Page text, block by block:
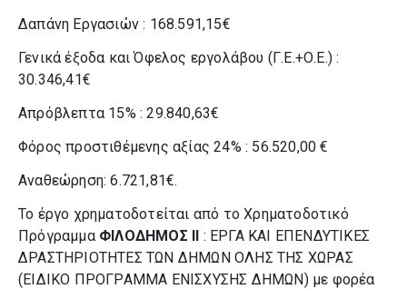
Δαπάνη Εργασιών : 168.591,15€
Γενικά έξοδα και Όφελος εργολάβου (Γ.Ε.+Ο.Ε.) :
30.346,41€
Απρόβλεπτα 15% : 29.840,63€
Φόρος προστιθέμενης αξίας 24% : 56.520,00 €
Αναθεώρηση: 6.721,81€.
Το έργο χρηματοδοτείται από το Χρηματοδοτικό
Πρόγραμμα ΦΙΛΟΔΗΜΟΣ ΙΙ : ΕΡΓΑ ΚΑΙ ΕΠΕΝΔΥΤΙΚΕΣ
ΔΡΑΣΤΗΡΙΟΤΗΤΕΣ ΤΩΝ ΔΗΜΩΝ ΟΛΗΣ ΤΗΣ ΧΩΡΑΣ
(ΕΙΔΙΚΟ ΠΡΟΓΡΑΜΜΑ ΕΝΙΣΧΥΣΗΣ ΔΗΜΩΝ) με φορέα